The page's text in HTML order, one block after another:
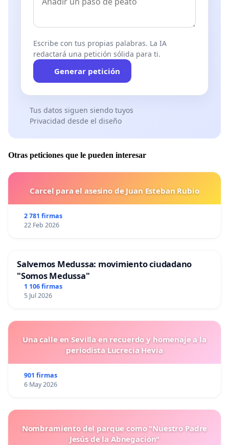
Escribe con tus propias palabras. La IA
redactará una petición sólida para ti.
Generar petición
Tus datos siguen siendo tuyos
Privacidad desde el diseño
Otras peticiones que le pueden interesar
Carcel para el asesino de Juan Esteban Rubio
2 781 firmas
22 Feb 2026
Salvemos Medussa: movimiento ciudadano
"Somos Medussa"
1 106 firmas
5 Jul 2026
Una calle en Sevilla en recuerdo y homenaje a la
periodista Lucrecia Hevia
901 firmas
6 May 2026
Nombramiento del parque como "Nuestro Padre
Jesús de la Abnegación"